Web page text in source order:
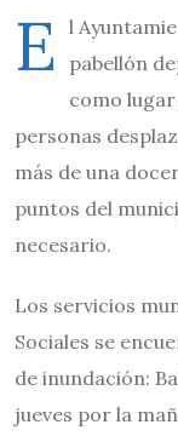
E
l
pabellón
como
personas
más de una
puntos del
necesario.
Los servicios
Sociales se
de inundación:
jueves por la